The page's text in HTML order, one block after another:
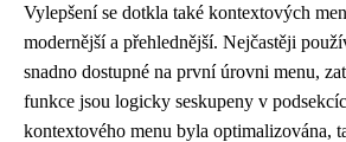
Vylepšení se dotkla také kontextových
modernější a přehlednější. Nejčastěji
snadno dostupné na první úrovni menu,
funkce jsou logicky seskupeny v
kontextového menu byla optimalizována,